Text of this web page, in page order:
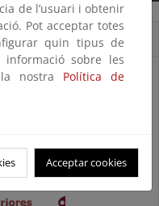
de l’usuari i obtenir
Pot acceptar totes
quin tipus de
sobre les
nostra Política de
Acceptar cookies